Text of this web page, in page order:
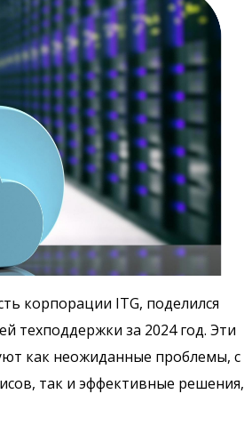
корпорации ITG, поделился
техподдержки за 2024 год. Эти
как неожиданные проблемы, с
так и эффективные решения,